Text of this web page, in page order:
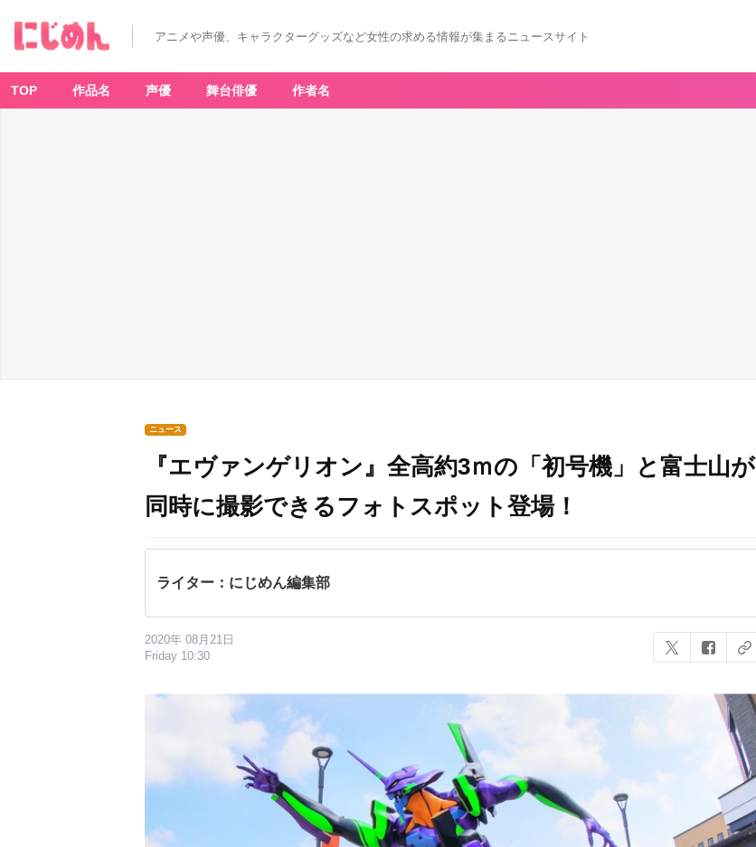
アニメや声優、キャラクターグッズなど女性の求める情報が集まるニュースサイト
TOP 作品名 声優 舞台俳優 作者名
ニュース
『エヴァンゲリオン』全高約3ｍの「初号機」と富士山が
同時に撮影できるフォトスポット登場！
ライター：にじめん編集部
2020年 08月21日
Friday 10:30